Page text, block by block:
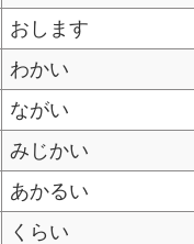
おします
わかい
ながい
みじかい
あかるい
くらい